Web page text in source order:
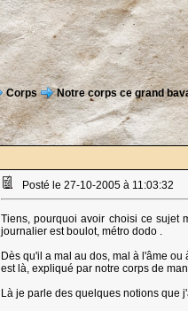
Corps Notre corps ce grand
Posté le 27-10-2005 à 11:03:32
Tiens, pourquoi avoir choisi ce sujet
journalier est boulot, métro dodo .
Dès qu'il a mal au dos, mal à l'âme
est là, expliqué par notre corps de
Là je parle des quelques notions que